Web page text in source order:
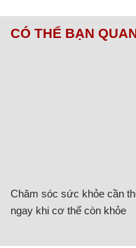
CÓ THỂ BẠN
Chăm sóc sức khỏe cần
ngay khi cơ thể còn khỏe